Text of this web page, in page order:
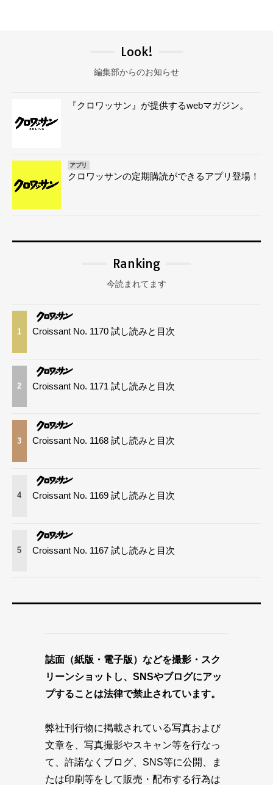
Look!
編集部からのお知らせ
『クロワッサン』が提供するwebマガジン。
アプリ
クロワッサンの定期購読ができるアプリ登場！
Ranking
今読まれてます
1 Croissant No. 1170 試し読みと目次
2 Croissant No. 1171 試し読みと目次
3 Croissant No. 1168 試し読みと目次
4 Croissant No. 1169 試し読みと目次
5 Croissant No. 1167 試し読みと目次
誌面（紙版・電子版）などを撮影・スク
リーンショットし、SNSやブログにアッ
プすることは法律で禁止されています。
弊社刊行物に掲載されている写真および
文章を、写真撮影やスキャン等を行なっ
て、許諾なくブログ、SNS等に公開、ま
たは印刷等をして販売・配布する行為は